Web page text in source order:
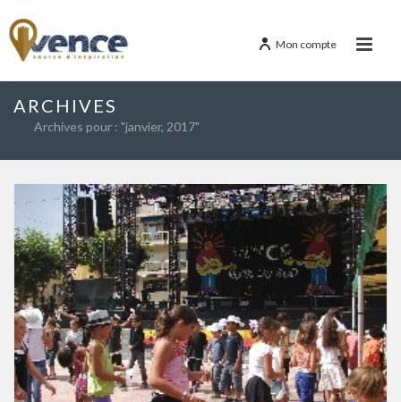
Mon compte
ARCHIVES
Archives pour : "janvier, 2017"